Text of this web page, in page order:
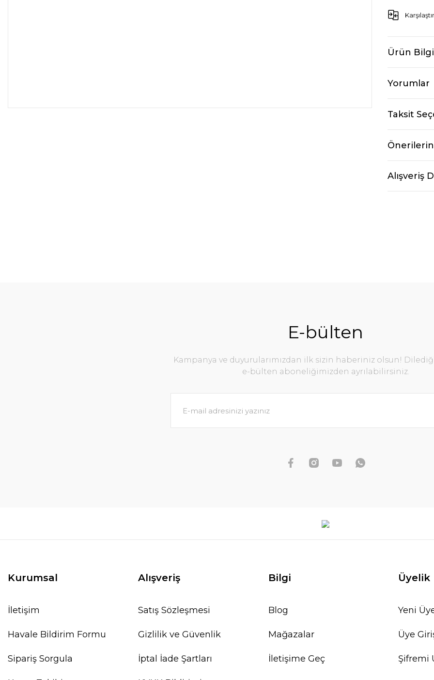
Karşılaştır
Ürün
Yorumlar
Taksit
Alışveriş
E-bülten
Kampanya ve duyurularımızdan ilk sizin haberiniz olsun!
e-bülten aboneliğimizden ayrılabilirsiniz.
Kurumsal
İletişim
Havale Bildirim Formu
Sipariş Sorgula
Alışveriş
Satış Sözleşmesi
Gizlilik ve Güvenlik
İptal İade Şartları
Bilgi
Blog
Mağazalar
İletişime Geç
Üyelik
Yeni
Üye
Şifremi